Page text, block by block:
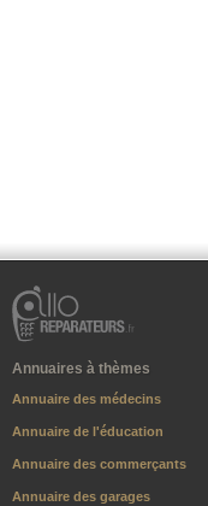
Annuaires à thèmes
Annuaire des médecins
Annuaire de l'éducation
Annuaire des commerçants
Annuaire des garages